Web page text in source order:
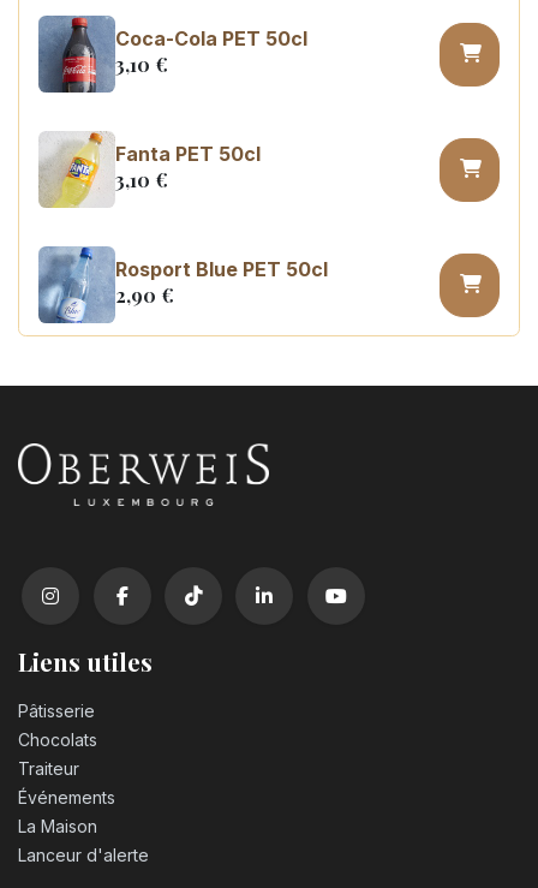
Coca-Cola PET 50cl
3,10 €
Fanta PET 50cl
3,10 €
Rosport Blue PET 50cl
2,90 €
Liens utiles
Pâtisserie
Chocolats
Traiteur
Événements
La Maison
Lanceur d'alerte